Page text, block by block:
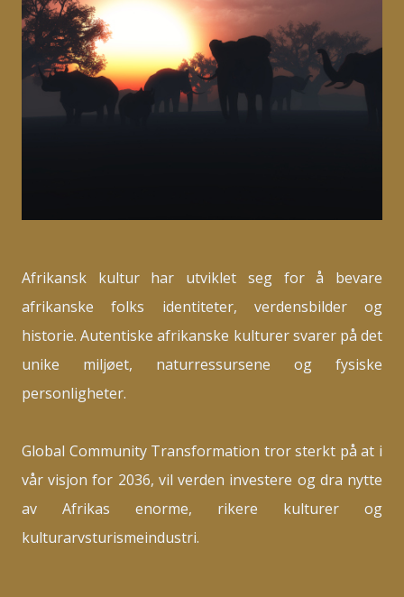
Afrikansk kultur har utviklet seg for å bevare
afrikanske folks identiteter, verdensbilder og
historie. Autentiske afrikanske kulturer svarer på det
unike miljøet, naturressursene og fysiske
personligheter.
Global Community Transformation tror sterkt på at i
vår visjon for 2036, vil verden investere og dra nytte
av Afrikas enorme, rikere kulturer og
kulturarvsturismeindustri.